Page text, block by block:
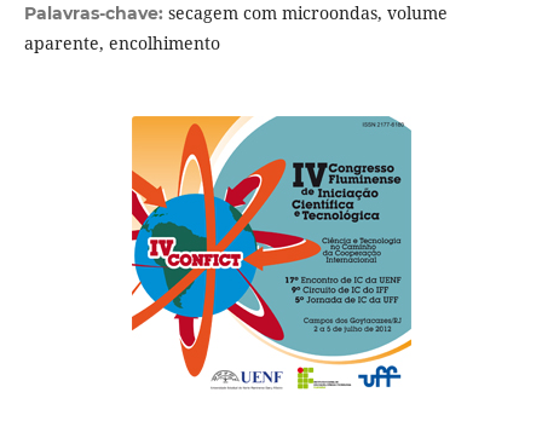
Palavras-chave: secagem com microondas, volume
aparente, encolhimento